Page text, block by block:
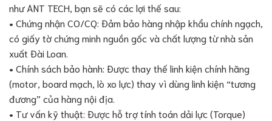
như ANT TECH, bạn sẽ có các lợi thế sau:
• Chứng nhận CO/CQ: Đảm bảo hàng nhập khẩu chính ngạch,
có giấy tờ chứng minh nguồn gốc và chất lượng từ nhà sản
xuất Đài Loan.
• Chính sách bảo hành: Được thay thế linh kiện chính hãng
(motor, board mạch, lò xo lực) thay vì dùng linh kiện “tương
đương” của hàng nội địa.
• Tư vấn kỹ thuật: Được hỗ trợ tính toán dải lực (Torque)